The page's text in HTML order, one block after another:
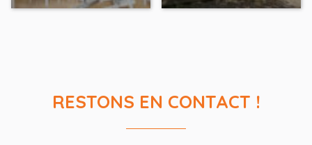
RESTONS EN CONTACT !